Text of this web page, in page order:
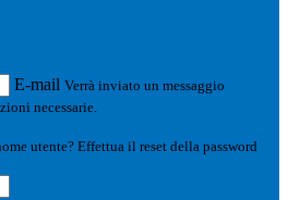
E-mail Verrà inviato un messaggio
necessarie.
utente? Effettua il reset della password